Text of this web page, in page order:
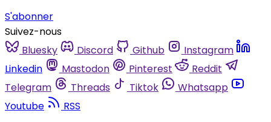
S'abonner
Suivez-nous
Bluesky
Discord Github
Instagram
Linkedin
Mastodon Pinterest
Reddit
Telegram
Threads Tiktok
Whatsapp
Youtube
RSS